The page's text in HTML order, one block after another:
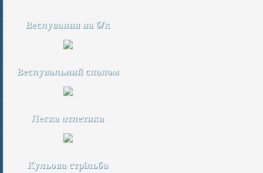
Веслування на б/к
Веслувальний слалом
Легка атлетика
Кульова стрільба